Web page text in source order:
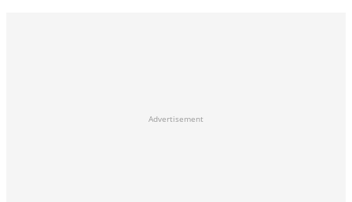
Advertisement